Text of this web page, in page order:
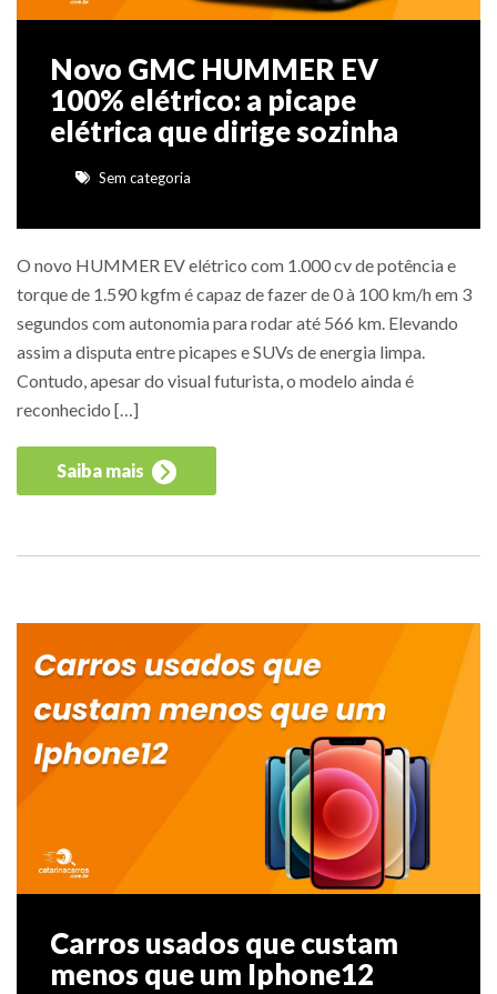
Novo GMC HUMMER EV
100% elétrico: a picape
elétrica que dirige sozinha
Sem categoria
O novo HUMMER EV elétrico com 1.000 cv de potência e
torque de 1.590 kgfm é capaz de fazer de 0 à 100 km/h em 3
segundos com autonomia para rodar até 566 km. Elevando
assim a disputa entre picapes e SUVs de energia limpa.
Contudo, apesar do visual futurista, o modelo ainda é
reconhecido […]
Saiba mais
Carros usados que custam
menos que um Iphone12